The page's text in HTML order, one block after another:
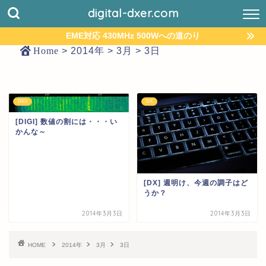
digital-dxer.com
EME対応 430MHz 500Wへの道のり
Home > 2014年 > 3月 > 3日
DIGI
[DIGI] 数値の割には・・・い
かんな～
2014年3月3日
DX
[DX] 週明け、今週の調子はど
うか？
2014年3月3日
HOME 2014年 3月 3日